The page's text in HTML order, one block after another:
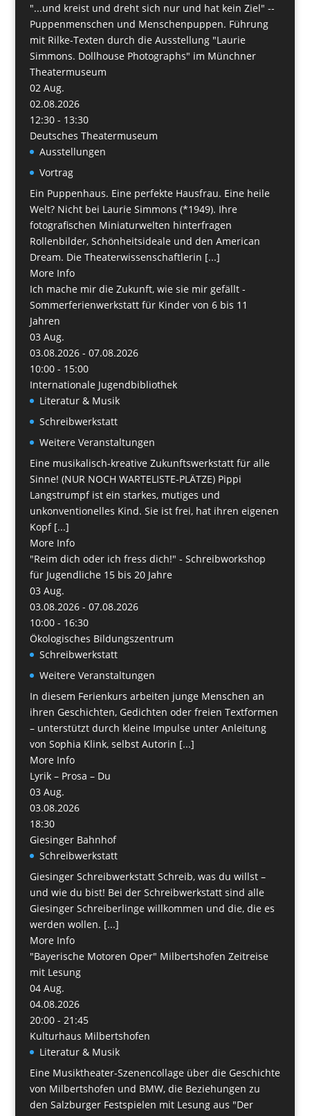
"...und kreist und dreht sich nur und hat kein Ziel" --
Puppenmenschen und Menschenpuppen. Führung
mit Rilke-Texten durch die Ausstellung "Laurie
Simmons. Dollhouse Photographs" im Münchner
Theatermuseum
02 Aug.
02.08.2026
12:30 - 13:30
Deutsches Theatermuseum
Ausstellungen
Vortrag
Ein Puppenhaus. Eine perfekte Hausfrau. Eine heile
Welt? Nicht bei Laurie Simmons (*1949). Ihre
fotografischen Miniaturwelten hinterfragen
Rollenbilder, Schönheitsideale und den American
Dream. Die Theaterwissenschaftlerin [...]
More Info
Ich mache mir die Zukunft, wie sie mir gefällt -
Sommerferienwerkstatt für Kinder von 6 bis 11
Jahren
03 Aug.
03.08.2026 - 07.08.2026
10:00 - 15:00
Internationale Jugendbibliothek
Literatur & Musik
Schreibwerkstatt
Weitere Veranstaltungen
Eine musikalisch-kreative Zukunftswerkstatt für alle
Sinne! (NUR NOCH WARTELISTE-PLÄTZE) Pippi
Langstrumpf ist ein starkes, mutiges und
unkonventionelles Kind. Sie ist frei, hat ihren eigenen
Kopf [...]
More Info
"Reim dich oder ich fress dich!" - Schreibworkshop
für Jugendliche 15 bis 20 Jahre
03 Aug.
03.08.2026 - 07.08.2026
10:00 - 16:30
Ökologisches Bildungszentrum
Schreibwerkstatt
Weitere Veranstaltungen
In diesem Ferienkurs arbeiten junge Menschen an
ihren Geschichten, Gedichten oder freien Textformen
– unterstützt durch kleine Impulse unter Anleitung
von Sophia Klink, selbst Autorin [...]
More Info
Lyrik – Prosa – Du
03 Aug.
03.08.2026
18:30
Giesinger Bahnhof
Schreibwerkstatt
Giesinger Schreibwerkstatt Schreib, was du willst –
und wie du bist! Bei der Schreibwerkstatt sind alle
Giesinger Schreiberlinge willkommen und die, die es
werden wollen. [...]
More Info
"Bayerische Motoren Oper" Milbertshofen Zeitreise
mit Lesung
04 Aug.
04.08.2026
20:00 - 21:45
Kulturhaus Milbertshofen
Literatur & Musik
Eine Musiktheater-Szenencollage über die Geschichte
von Milbertshofen und BMW, die Beziehungen zu
den Salzburger Festspielen mit Lesung aus "Der